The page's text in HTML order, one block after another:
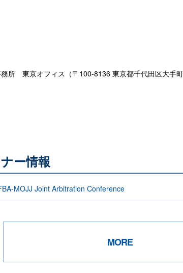
所 東京オフィス（〒100-8136 東京都千代田区大手
ー情報
MOJJ Joint Arbitration Conference
MORE